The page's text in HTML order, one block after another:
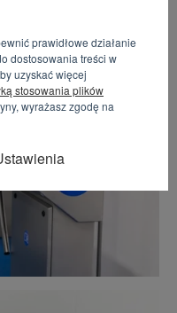
prawidłowe działanie
dostosowania treści w
uzyskać więcej
stosowania plików
wyrażasz zgodę na